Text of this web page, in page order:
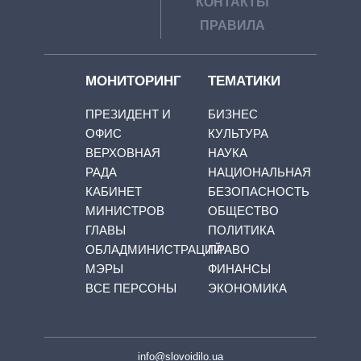
ПРАВИЛА
МОНИТОРИНГ
ПРЕЗИДЕНТ И
ОФИС
ВЕРХОВНАЯ
РАДА
КАБИНЕТ
МИНИСТРОВ
ГЛАВЫ
ОБЛАДМИНИСТРАЦИЙ
МЭРЫ
ВСЕ ПЕРСОНЫ
ТЕМАТИКИ
БИЗНЕС
КУЛЬТУРА
НАУКА
НАЦИОНАЛЬНАЯ
БЕЗОПАСНОСТЬ
ОБЩЕСТВО
ПОЛИТИКА
ПРАВО
ФИНАНСЫ
ЭКОНОМИКА
info@slovoidilo.ua